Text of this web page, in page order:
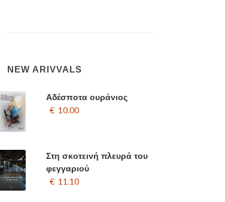
NEW ARIVVALS
Αδέσποτα ουράνιος
€ 10.00
Στη σκοτεινή πλευρά του
φεγγαριού
€ 11.10